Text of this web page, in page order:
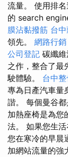
流量。 使用排
的 search
膜沾黏撥筋 台
領先。 網路行銷
公司登記 碳纖
之作，整合了最
駛體驗。 台中
專為日產汽車量
諧。 每個曼谷
加熱座椅是為您
法。 如果您生
您在寒冷的早晨
加網站流量的強